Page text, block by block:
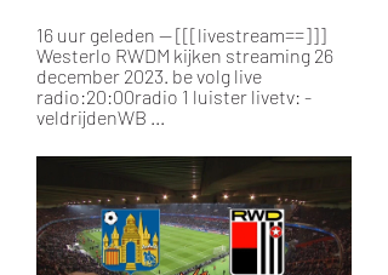
16 uur geleden — [[[livestream==]]]
Westerlo RWDM kijken streaming 26
december 2023. be volg live
radio:20:00radio 1 luister livetv: -
veldrijdenWB ...